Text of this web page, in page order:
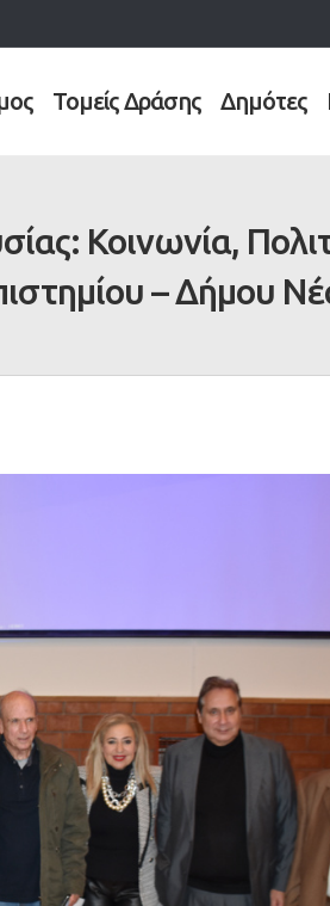
Τομείς Δράσης Δημότες
Κοινωνία,
– Δήμου